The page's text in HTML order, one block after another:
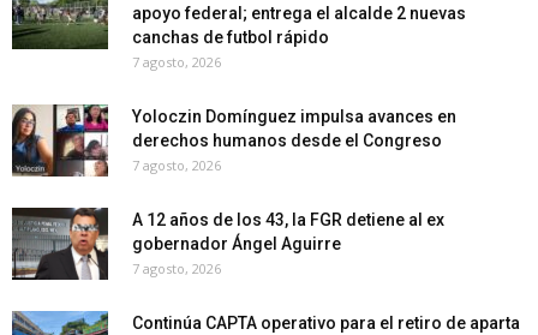
apoyo federal; entrega el alcalde 2 nuevas
canchas de futbol rápido
7 agosto, 2026
Yoloczin Domínguez impulsa avances en
derechos humanos desde el Congreso
7 agosto, 2026
A 12 años de los 43, la FGR detiene al ex
gobernador Ángel Aguirre
7 agosto, 2026
Continúa CAPTA operativo para el retiro de aparta